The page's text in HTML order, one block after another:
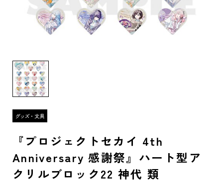
『プロジェクトセカイ 4th
Anniversary 感謝祭』ハート型ア
クリルブロック22 神代 類